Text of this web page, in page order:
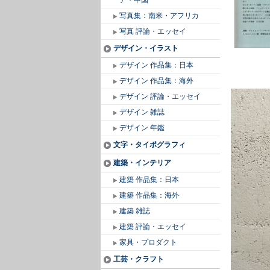
写真集：南米・アフリカ
写真 評論・エッセイ
デザイン・イラスト
デザイン 作品集：日本
デザイン 作品集：海外
デザイン 評論・エッセイ
デザイン 雑誌
デザイン 年鑑
文字・タイポグラフィ
建築・インテリア
建築 作品集：日本
建築 作品集：海外
建築 雑誌
建築 評論・エッセイ
家具・プロダクト
工芸・クラフト